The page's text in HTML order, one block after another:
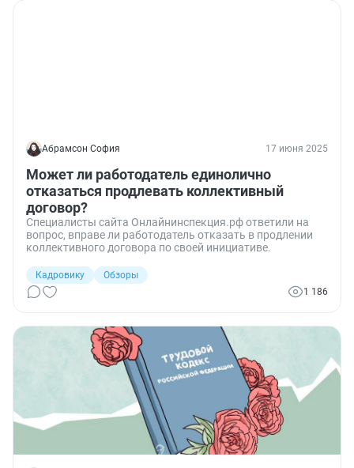
Абрамсон София 17 июня 2025
Может ли работодатель единолично
отказаться продлевать коллективный
договор?
Специалисты сайта Онлайнинспекция.рф ответили на
вопрос, вправе ли работодатель отказать в продлении
коллективного договора по своей инициативе.
Кадровику
Обзоры
1 186